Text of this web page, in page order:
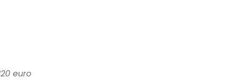
euro